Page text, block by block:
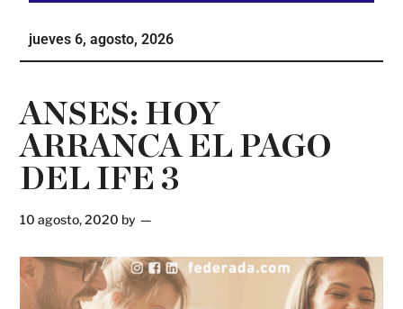
jueves 6, agosto, 2026
ANSES: HOY
ARRANCA EL PAGO
DEL IFE 3
10 agosto, 2020 by